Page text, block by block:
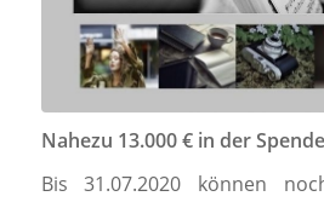
Nahezu 13.000 € in der
Bis 31.07.2020 können